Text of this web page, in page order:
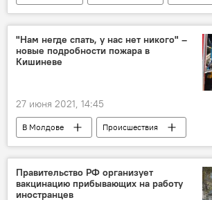
Происшествия
авария
ДТП
BMW
Дурлешты
Кишинев
Новости Кишинева
"Нам негде спать, у нас нет никого" –
новые подробности пожара в
Кишиневе
27 июня 2021, 14:45
В Молдове
Происшествия
Новости
Пожар
Кишинев
пострадавшие
Новости Кишинева
Правительство РФ организует
вакцинацию прибывающих на работу
иностранцев